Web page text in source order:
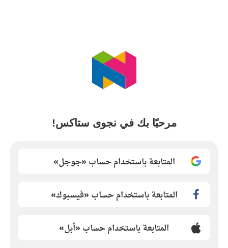
مرحبًا بك في نجوى ستاكس!
المتابعة باستخدام حساب «جوجل»
المتابعة باستخدام حساب «فيسبوك»
المتابعة باستخدام حساب «أبل»